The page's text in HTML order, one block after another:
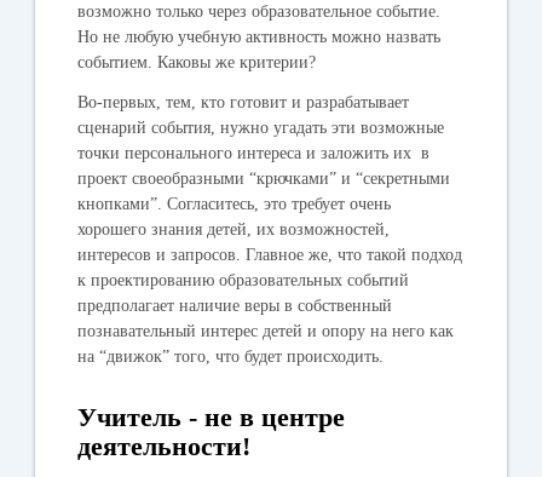
возможно только через образовательное событие.
Но не любую учебную активность можно назвать
событием. Каковы же критерии?
Во-первых, тем, кто готовит и разрабатывает
сценарий события, нужно угадать эти возможные
точки персонального интереса и заложить их в
проект своеобразными “крючками” и “секретными
кнопками”. Согласитесь, это требует очень
хорошего знания детей, их возможностей,
интересов и запросов. Главное же, что такой подход
к проектированию образовательных событий
предполагает наличие веры в собственный
познавательный интерес детей и опору на него как
на “движок” того, что будет происходить.
Учитель - не в центре
деятельности!